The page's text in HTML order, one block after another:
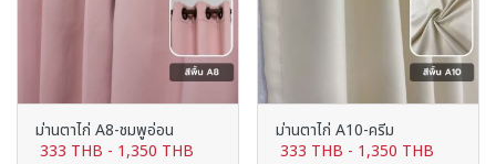
ม่านตาไก่ A8-ชมพูอ่อน
333 THB - 1,350 THB
ม่านตาไก่ A10-ครีม
333 THB - 1,350 THB